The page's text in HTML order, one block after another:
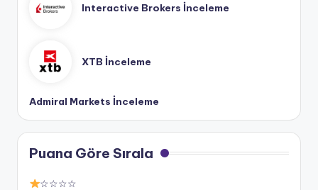
Interactive Brokers İnceleme
XTB İnceleme
Admiral Markets İnceleme
Puana Göre Sırala
☆☆☆☆